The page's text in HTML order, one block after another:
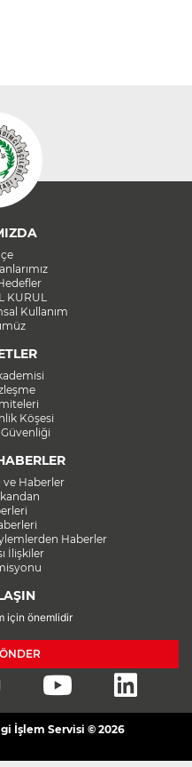
KURUL
Kullanım
Köşesi
Güvenliği
ve Haberler
Haberler
İlişkiler
için önemlidir
İşlem Servisi © 2026